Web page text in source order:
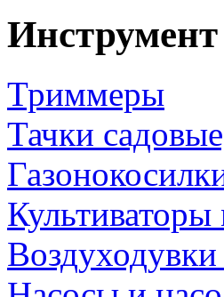
Инструмент
Триммеры
Тачки